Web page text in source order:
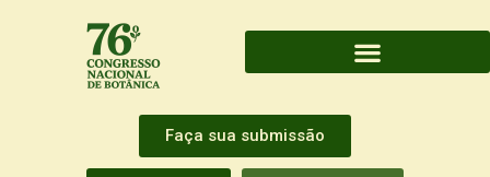
Faça sua submissão